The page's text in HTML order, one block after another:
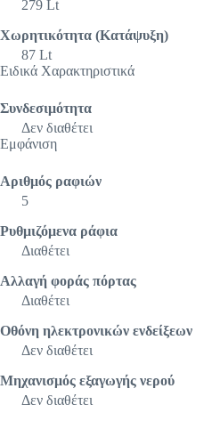
279 Lt
Χωρητικότητα (Κατάψυξη)
87 Lt
Ειδικά Χαρακτηριστικά
Συνδεσιμότητα
Δεν διαθέτει
Εμφάνιση
Αριθμός ραφιών
5
Ρυθμιζόμενα ράφια
Διαθέτει
Αλλαγή φοράς πόρτας
Διαθέτει
Οθόνη ηλεκτρονικών ενδείξεων
Δεν διαθέτει
Μηχανισμός εξαγωγής νερού
Δεν διαθέτει